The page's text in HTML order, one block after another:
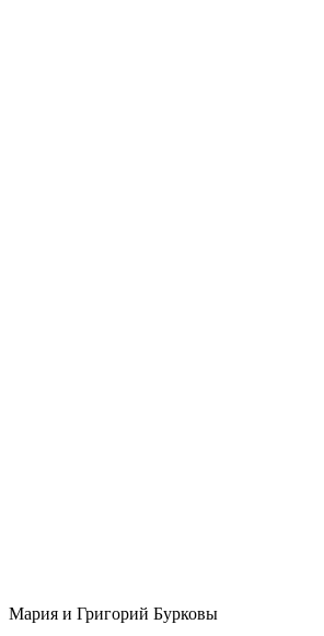
Мария и Григорий Бурковы